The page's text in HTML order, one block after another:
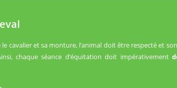
le cavalier et sa monture, l’animal doit être respecté et
chaque séance d’équitation doit impérativement